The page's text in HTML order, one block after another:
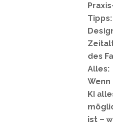
Tipps:
des
Alles:
Wenn
KI
ist –